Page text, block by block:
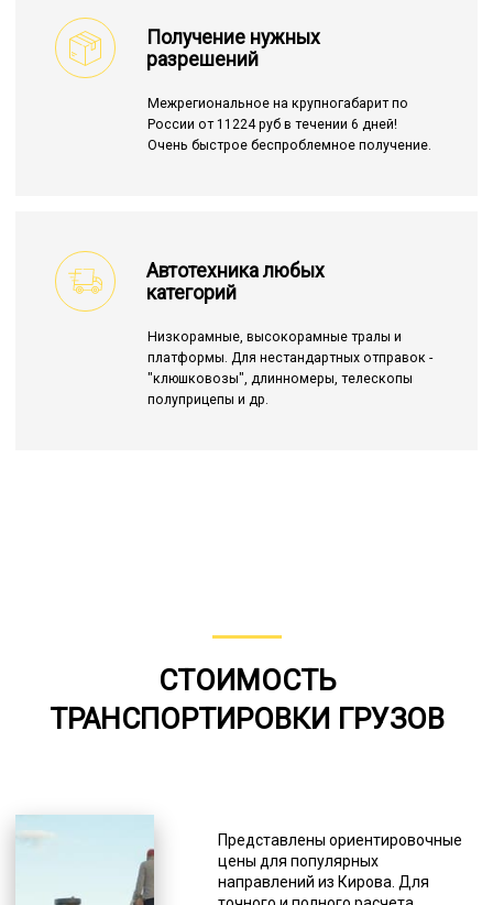
Получение нужных
разрешений
Межрегиональное на крупногабарит по
России от 11224 руб в течении 6 дней!
Очень быстрое беспроблемное получение.
Автотехника любых
категорий
Низкорамные, высокорамные тралы и
платформы. Для нестандартных отправок -
"клюшковозы", длинномеры, телескопы
полуприцепы и др.
СТОИМОСТЬ
ТРАНСПОРТИРОВКИ ГРУЗОВ
Представлены ориентировочные
цены для популярных
направлений из Кирова. Для